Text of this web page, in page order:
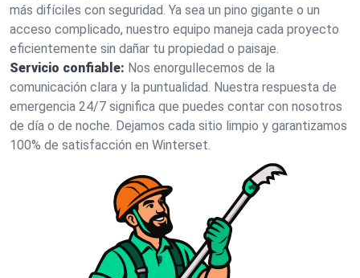
más difíciles con seguridad. Ya sea un pino gigante o un
acceso complicado, nuestro equipo maneja cada proyecto
eficientemente sin dañar tu propiedad o paisaje.
Servicio confiable: Nos enorgullecemos de la
comunicación clara y la puntualidad. Nuestra respuesta de
emergencia 24/7 significa que puedes contar con nosotros
de día o de noche. Dejamos cada sitio limpio y garantizamos
100% de satisfacción en Winterset.